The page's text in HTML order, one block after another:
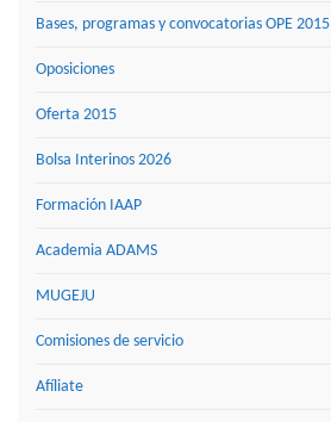
Bases, programas y convocatorias OPE 2015
Oposiciones
Oferta 2015
Bolsa Interinos 2026
Formación IAAP
Academia ADAMS
MUGEJU
Comisiones de servicio
Afíliate